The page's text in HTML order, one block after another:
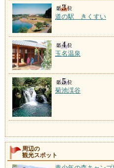
道の駅 きくすい
玉名温泉
菊池渓谷
周辺の
観光スポット